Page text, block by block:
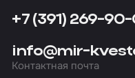
+7 (391) 269-
info@mir-
Контактная почта